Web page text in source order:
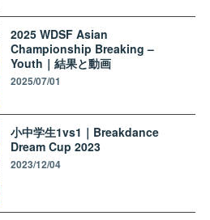
2025 WDSF Asian
Championship Breaking –
Youth｜結果と動画
2025/07/01
小中学生1vs1｜Breakdance
Dream Cup 2023
2023/12/04